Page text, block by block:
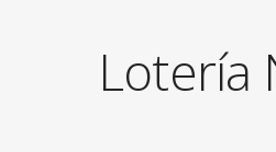
Lotería